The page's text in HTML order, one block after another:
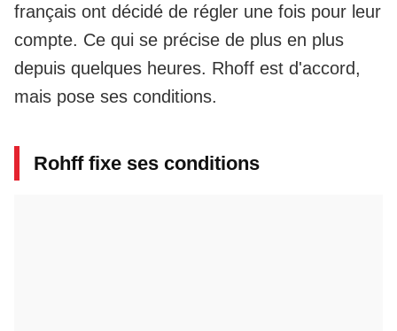
français ont décidé de régler une fois pour leur
compte. Ce qui se précise de plus en plus
depuis quelques heures. Rhoff est d'accord,
mais pose ses conditions.
Rohff fixe ses conditions